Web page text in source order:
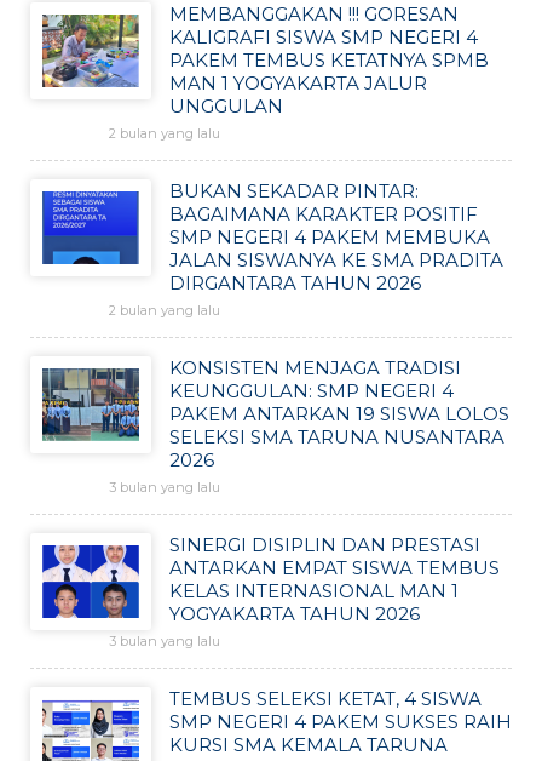
MEMBANGGAKAN !!! GORESAN
KALIGRAFI SISWA SMP NEGERI 4
PAKEM TEMBUS KETATNYA SPMB
MAN 1 YOGYAKARTA JALUR
UNGGULAN
2 bulan yang lalu
BUKAN SEKADAR PINTAR:
BAGAIMANA KARAKTER POSITIF
SMP NEGERI 4 PAKEM MEMBUKA
JALAN SISWANYA KE SMA PRADITA
DIRGANTARA TAHUN 2026
2 bulan yang lalu
KONSISTEN MENJAGA TRADISI
KEUNGGULAN: SMP NEGERI 4
PAKEM ANTARKAN 19 SISWA LOLOS
SELEKSI SMA TARUNA NUSANTARA
2026
3 bulan yang lalu
SINERGI DISIPLIN DAN PRESTASI
ANTARKAN EMPAT SISWA TEMBUS
KELAS INTERNASIONAL MAN 1
YOGYAKARTA TAHUN 2026
3 bulan yang lalu
TEMBUS SELEKSI KETAT, 4 SISWA
SMP NEGERI 4 PAKEM SUKSES RAIH
KURSI SMA KEMALA TARUNA